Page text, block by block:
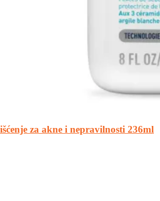
za akne i nepravilnosti 236ml